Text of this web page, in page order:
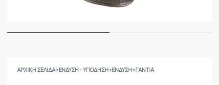
ΑΡΧΙΚΉ ΣΕΛΊΔΑ›ΕΝΔΥΣΗ - ΥΠΟΔΗΣΗ›ΕΝΔΥΣΗ›ΓΆΝΤΙΑ